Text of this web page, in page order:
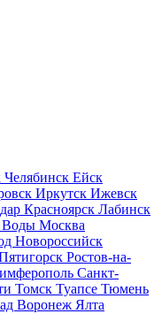
Челябинск Ейск
Иркутск Ижевск
Красноярск Лабинск
Воды Москва
Новороссийск
Ростов-на-
Санкт-
Томск Туапсе Тюмень
Воронеж Ялта